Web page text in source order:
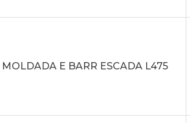
E BARR ESCADA L475